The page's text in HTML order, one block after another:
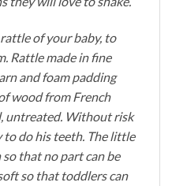
of your baby, to
Rattle made in fine
and foam padding
wood from French
untreated. Without risk
do his teeth. The little
that no part can be
so that toddlers can